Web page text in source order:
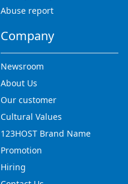
Abuse report
Company
Newsroom
About Us
Our customer
Cultural Values
123HOST Brand Name
Promotion
Hiring